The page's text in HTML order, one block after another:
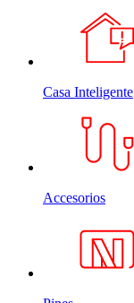
Casa Inteligente
Accesorios